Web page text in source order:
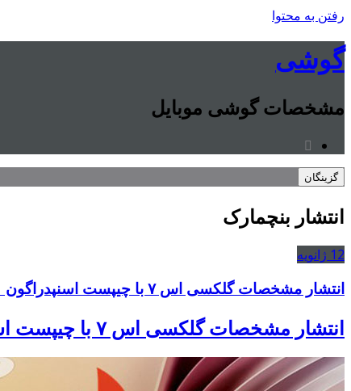
رفتن به محتوا
گوشی
مشخصات گوشی موبایل
گزینگان
انتشار بنچمارک
12 ژانویه
انتشار مشخصات گلکسی اس ۷ با چیپست اسنپدراگون ۸۲۰ در بنچمارک AnTuTu
انتشار مشخصات گلکسی اس ۷ با چیپست اسنپدراگون ۸۲۰ در بنچمارک AnTuTu